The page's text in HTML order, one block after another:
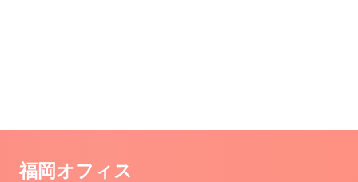
福岡オフィス